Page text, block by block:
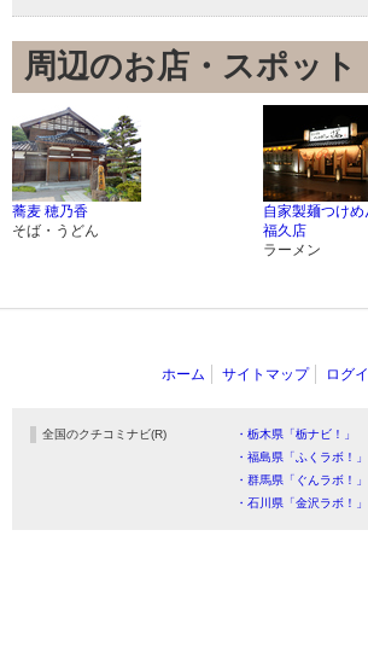
周辺のお店・スポット
蕎麦 穂乃香
そば・うどん
自家製麺つけめ
福久店
ラーメン
ホーム サイトマップ ログ
全国のクチコミナビ(R) ・栃木県「栃ナビ！」
・福島県「ふくラボ！」
・群馬県「ぐんラボ！」
・石川県「金沢ラボ！」